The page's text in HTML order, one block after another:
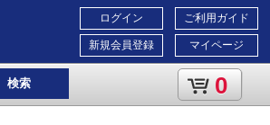
ご利用ガイド
マイページ
ログイン
新規会員登録
検索 0